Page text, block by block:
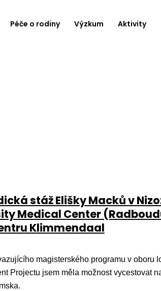
Péče o rodiny Výzkum Aktivity
stáž Elišky Macků v
Medical Center
Klimmendaal
magisterského programu v oboru
Projectu jsem měla možnost vycestovat